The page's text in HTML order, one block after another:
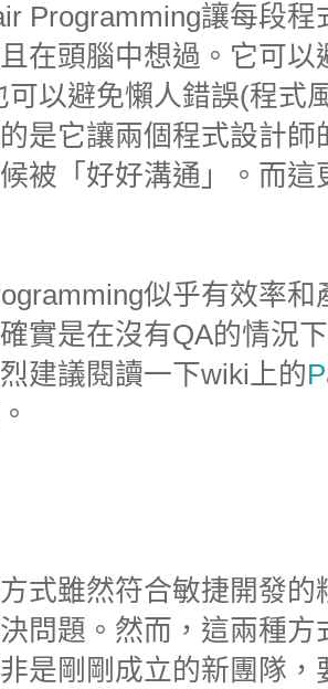
Programming讓每段
在頭腦中想過。它可
可以避免懶人錯誤(程式
是它讓兩個程式設計
被「好好溝通」。而
似乎有效率
實是在沒有QA的情況
建議閱讀一下wiki上的
式雖然符合敏捷開發
問題。然而，這兩種
是剛剛成立的新團隊